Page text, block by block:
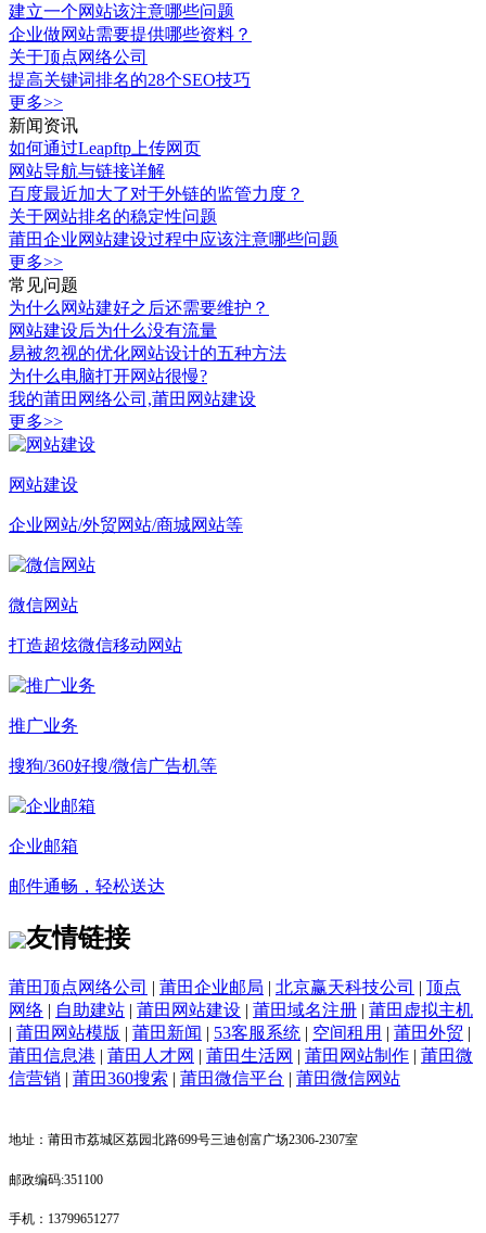
建立一个网站该注意哪些问题
企业做网站需要提供哪些资料？
关于顶点网络公司
提高关键词排名的28个SEO技巧
更多>>
新闻资讯
如何通过Leapftp上传网页
网站导航与链接详解
百度最近加大了对于外链的监管力度？
关于网站排名的稳定性问题
莆田企业网站建设过程中应该注意哪些问题
更多>>
常见问题
为什么网站建好之后还需要维护？
网站建设后为什么没有流量
易被忽视的优化网站设计的五种方法
为什么电脑打开网站很慢?
我的莆田网络公司,莆田网站建设
更多>>
网站建设
企业网站/外贸网站/商城网站等
微信网站
打造超炫微信移动网站
推广业务
搜狗/360好搜/微信广告机等
企业邮箱
邮件通畅，轻松送达
友情链接
莆田顶点网络公司 | 莆田企业邮局 | 北京赢天科技公司 | 顶点
网络 | 自助建站 | 莆田网站建设 | 莆田域名注册 | 莆田虚拟主机
| 莆田网站模版 | 莆田新闻 | 53客服系统 | 空间租用 | 莆田外贸 |
莆田信息港 | 莆田人才网 | 莆田生活网 | 莆田网站制作 | 莆田微
信营销 | 莆田360搜索 | 莆田微信平台 | 莆田微信网站
地址：莆田市荔城区荔园北路699号三迪创富广场2306-2307室
邮政编码:351100
手机：13799651277